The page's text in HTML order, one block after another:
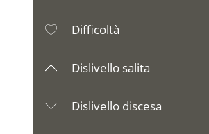
Difficoltà
Dislivello salita
Dislivello discesa